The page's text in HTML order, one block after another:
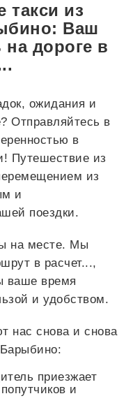
такси из
Ваш
дороге в
ожидания и
Отправляйтесь в
в
Путешествие из
из
и
поездки.
на месте. Мы
в расчет...,
ваше время
и удобством.
нас снова и снова
приезжает
и